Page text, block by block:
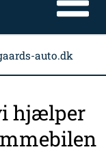
auto.dk
hjælper